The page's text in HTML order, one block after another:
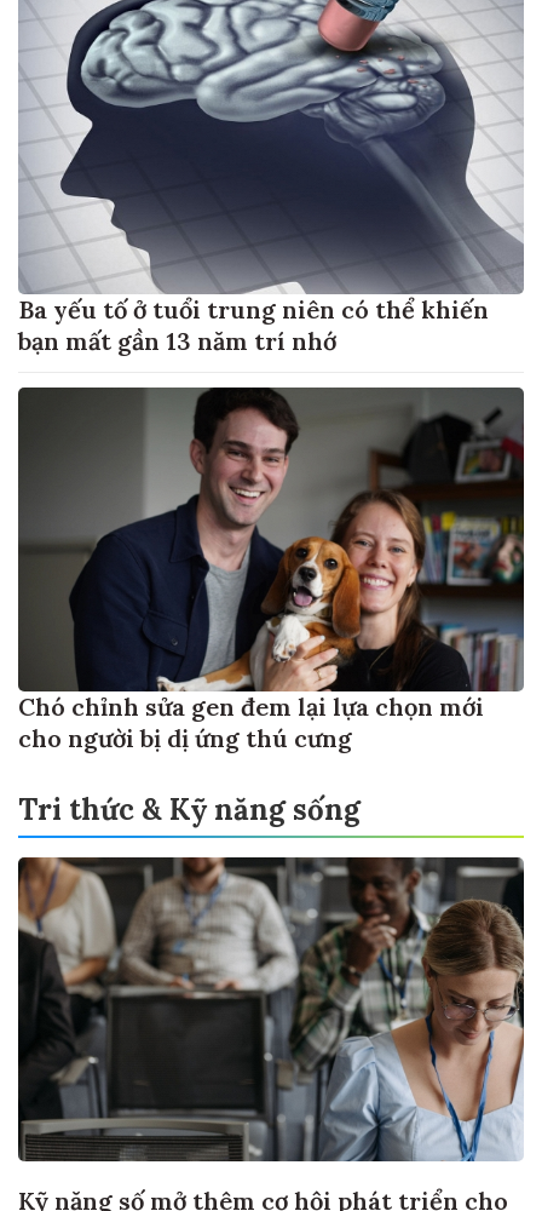
Ba yếu tố ở tuổi trung niên có thể khiến
bạn mất gần 13 năm trí nhớ
Chó chỉnh sửa gen đem lại lựa chọn mới
cho người bị dị ứng thú cưng
Tri thức & Kỹ năng sống
Kỹ năng số mở thêm cơ hội phát triển cho